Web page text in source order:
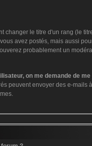
changer le titre d'un rang (le
avez postés, mais aussi
probablement un
on me demande de
peuvent envoyer des e-